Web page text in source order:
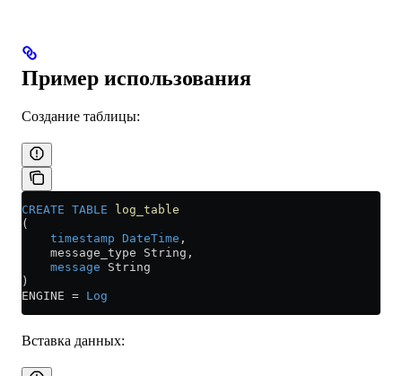
Пример использования
Создание таблицы:
CREATE TABLE log_table
(
    timestamp
DateTime ,
    message_type String,
    message
String
)
ENGINE = Log
Вставка данных: